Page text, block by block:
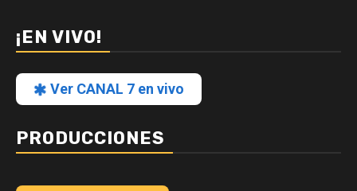
¡EN VIVO!
Ver CANAL 7 en vivo
PRODUCCIONES